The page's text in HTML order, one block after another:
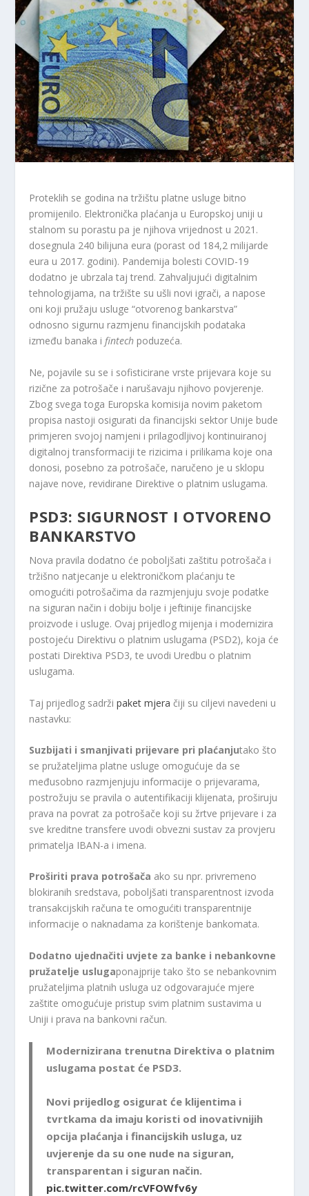
Proteklih se godina na tržištu platne usluge bitno
promijenilo. Elektronička plaćanja u Europskoj uniji u
stalnom su porastu pa je njihova vrijednost u 2021.
dosegnula 240 bilijuna eura (porast od 184,2 milijarde
eura u 2017. godini). Pandemija bolesti COVID-19
dodatno je ubrzala taj trend. Zahvaljujući digitalnim
tehnologijama, na tržište su ušli novi igrači, a napose
oni koji pružaju usluge “otvorenog bankarstva”
odnosno sigurnu razmjenu financijskih podataka
između banaka ifintech poduzeća.
Ne, pojavile su se i sofisticirane vrste prijevara koje su
rizične za potrošače i narušavaju njihovo povjerenje.
Zbog svega toga Europska komisija novim paketom
propisa nastoji osigurati da financijski sektor Unije bude
primjeren svojoj namjeni i prilagodljivoj kontinuiranoj
digitalnoj transformaciji te rizicima i prilikama koje ona
donosi, posebno za potrošače, naručeno je u sklopu
najave nove, revidirane Direktive o platnim uslugama.
PSD3: SIGURNOST I OTVORENO
BANKARSTVO
Nova pravila dodatno će poboljšati zaštitu potrošača i
tržišno natjecanje u elektroničkom plaćanju te
omogućiti potrošačima da razmjenjuju svoje podatke
na siguran način i dobiju bolje i jeftinije financijske
proizvode i usluge. Ovaj prijedlog mijenja i modernizira
postojeću Direktivu o platnim uslugama (PSD2), koja će
postati Direktiva PSD3, te uvodi Uredbu o platnim
uslugama.
Taj prijedlog sadržipaket mjera čiji su ciljevi navedeni u
nastavku:
Suzbijati i smanjivati ​​prijevare pri plaćanjutako što
se pružateljima platne usluge omogućuje da se
međusobno razmjenjuju informacije o prijevarama,
postrožuju se pravila o autentifikaciji klijenata, proširuju
prava na povrat za potrošače koji su žrtve prijevare i za
sve kreditne transfere uvodi obvezni sustav za provjeru
primatelja IBAN-a i imena.
Proširiti prava potrošača ako su npr. privremeno
blokiranih sredstava, poboljšati transparentnost izvoda
transakcijskih računa te omogućiti transparentnije
informacije o naknadama za korištenje bankomata.
Dodatno ujednačiti uvjete za banke i nebankovne
pružatelje uslugaponajprije tako što se nebankovnim
pružateljima platnih usluga uz odgovarajuće mjere
zaštite omogućuje pristup svim platnim sustavima u
Uniji i prava na bankovni račun.
Modernizirana trenutna Direktiva o platnim
uslugama postat će PSD3.
Novi prijedlog osigurat će klijentima i
tvrtkama da imaju koristi od inovativnijih
opcija plaćanja i financijskih usluga, uz
uvjerenje da su one nude na siguran,
transparentan i siguran način.
pic.twitter.com/rcVFOWfv6y